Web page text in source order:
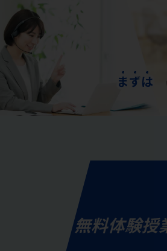
まず は
無料体験授